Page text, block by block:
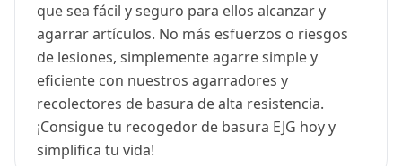
que sea fácil y seguro para ellos alcanzar y
agarrar artículos. No más esfuerzos o riesgos
de lesiones, simplemente agarre simple y
eficiente con nuestros agarradores y
recolectores de basura de alta resistencia.
¡Consigue tu recogedor de basura EJG hoy y
simplifica tu vida!